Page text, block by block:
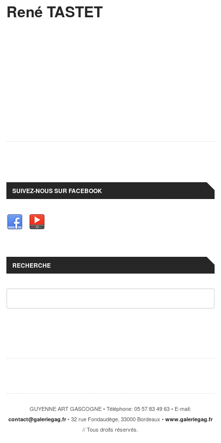
René TASTET
SUIVEZ-NOUS SUR FACEBOOK
RECHERCHE
GUYENNE ART GASCOGNE • Téléphone: 05 57 83 49 63 • E-mail:
contact@galeriegag.fr• 32 rue Fondaudège, 33000 Bordeaux • www.galeriegag.fr
// Tous droits réservés.